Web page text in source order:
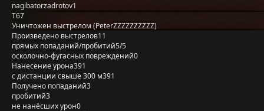
nagibatorzadrotov1
T67
Уничтожен выстрелом (PeterZZZZZZZZZZ)
Произведено выстрелов11
прямых попаданий/пробитий5/5
осколочно-фугасных повреждений0
Нанесение урона391
с дистанции свыше 300 м391
Получено попаданий3
пробитий3
не нанёсших урон0